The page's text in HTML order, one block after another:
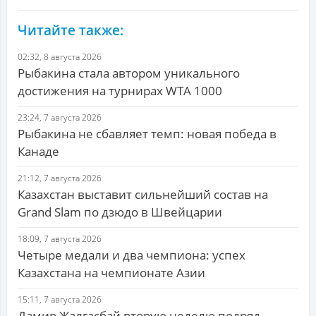
Читайте также:
02:32, 8 августа 2026
Рыбакина стала автором уникального
достижения на турнирах WTA 1000
23:24, 7 августа 2026
Рыбакина не сбавляет темп: новая победа в
Канаде
21:12, 7 августа 2026
Казахстан выставит сильнейший состав на
Grand Slam по дзюдо в Швейцарии
18:09, 7 августа 2026
Четыре медали и два чемпиона: успех
Казахстана на чемпионате Азии
15:11, 7 августа 2026